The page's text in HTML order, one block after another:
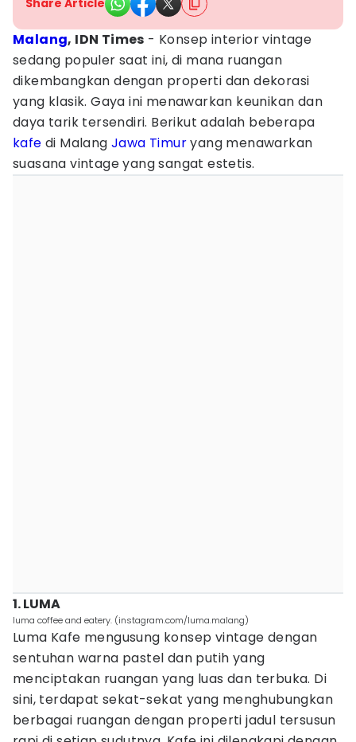
Share Article
Malang, IDN Times - Konsep interior vintage
sedang populer saat ini, di mana ruangan
dikembangkan dengan properti dan dekorasi
yang klasik. Gaya ini menawarkan keunikan dan
daya tarik tersendiri. Berikut adalah beberapa
kafe di MalangJawa Timuryang menawarkan
suasana vintage yang sangat estetis.
1. LUMA
luma coffee and eatery. (instagram.com/luma.malang)
Luma Kafe mengusung konsep vintage dengan
sentuhan warna pastel dan putih yang
menciptakan ruangan yang luas dan terbuka. Di
sini, terdapat sekat-sekat yang menghubungkan
berbagai ruangan dengan properti jadul tersusun